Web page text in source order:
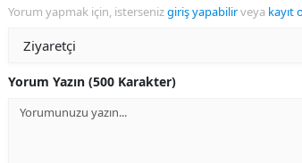
Yorum yapmak için, istersenizgiriş yapabilirveya kayıt
Yorum Yazın (500 Karakter)